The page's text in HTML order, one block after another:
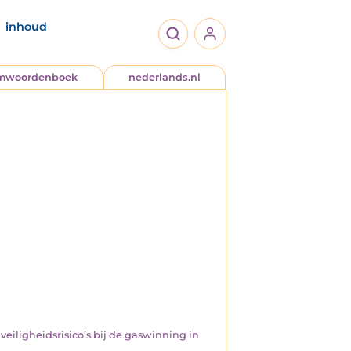
inhoud
nederlands.nl
bij de gaswinning in